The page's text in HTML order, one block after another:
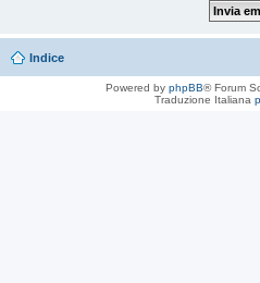
Indice
Powered by phpBB® Forum
Traduzione Italiana